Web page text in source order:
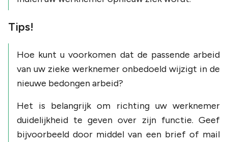
Tips!
Hoe kunt u voorkomen dat de passende arbeid
van uw zieke werknemer onbedoeld wijzigt in de
nieuwe bedongen arbeid?
Het is belangrijk om richting uw werknemer
duidelijkheid te geven over zijn functie. Geef
bijvoorbeeld door middel van een brief of mail